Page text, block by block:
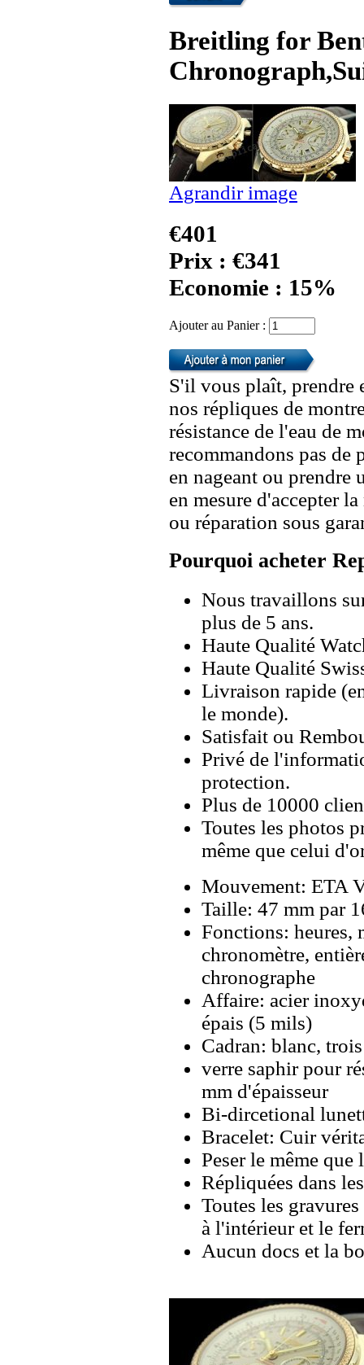
Breitling for
Agrandir image
€401
Prix : €341
Economie : 15%
Ajouter au Panier :
S'il vous plaît, prendre
nos répliques de
résistance de l'eau de
recommandons pas de
en nageant ou prendre
en mesure d'accepter
ou réparation sous
Pourquoi acheter
Nous travaillons
plus de 5 ans.
Haute Qualité
Haute Qualité
Livraison rapide
le monde).
Satisfait ou
Privé de
protection.
Plus de 10000
Toutes les photos
même que celui
Mouvement: ETA
Taille: 47 mm par
Fonctions: heures,
chronomètre,
chronographe
Affaire: acier
épais (5 mils)
Cadran: blanc,
verre saphir pour
mm d'épaisseur
Bi-dircetional
Bracelet: Cuir
Peser le même
Répliquées dans
Toutes les
à l'intérieur et le
Aucun docs et la